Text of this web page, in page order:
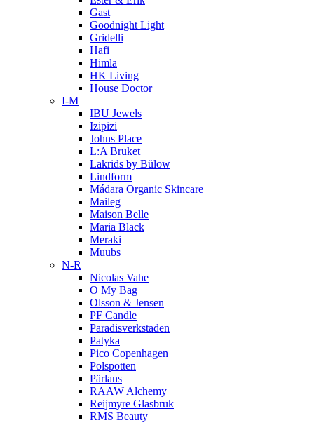
Gast
Goodnight Light
Gridelli
Hafi
Himla
HK Living
House Doctor
I-M
IBU Jewels
Izipizi
Johns Place
L:A Bruket
Lakrids by Bülow
Lindform
Mádara Organic Skincare
Maileg
Maison Belle
Maria Black
Meraki
Muubs
N-R
Nicolas Vahe
O My Bag
Olsson & Jensen
PF Candle
Paradisverkstaden
Patyka
Pico Copenhagen
Polspotten
Pärlans
RAAW Alchemy
Reijmyre Glasbruk
RMS Beauty